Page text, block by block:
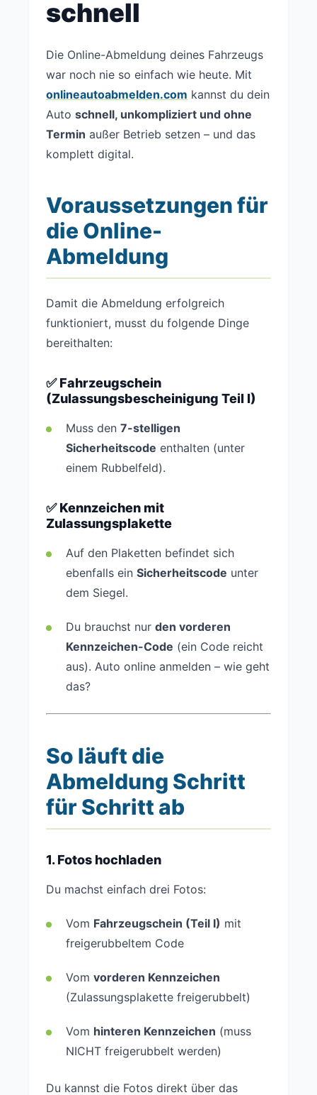
schnell
Die Online-Abmeldung deines Fahrzeugs
war noch nie so einfach wie heute. Mit
onlineautoabmelden.com kannst du dein
Auto schnell, unkompliziert und ohne
Termin außer Betrieb setzen – und das
komplett digital.
Voraussetzungen für
die Online-
Abmeldung
Damit die Abmeldung erfolgreich
funktioniert, musst du folgende Dinge
bereithalten:
✅ Fahrzeugschein
(Zulassungsbescheinigung Teil I)
Muss den 7-stelligen
Sicherheitscode enthalten (unter
einem Rubbelfeld).
✅ Kennzeichen mit
Zulassungsplakette
Auf den Plaketten befindet sich
ebenfalls ein Sicherheitscode unter
dem Siegel.
Du brauchst nur den vorderen
Kennzeichen-Code (ein Code reicht
aus). Auto online anmelden – wie geht
das?
So läuft die
Abmeldung Schritt
für Schritt ab
1. Fotos hochladen
Du machst einfach drei Fotos:
Vom Fahrzeugschein (Teil I) mit
freigerubbeltem Code
Vom vorderen Kennzeichen
(Zulassungsplakette freigerubbelt)
Vom hinteren Kennzeichen (muss
NICHT freigerubbelt werden)
Du kannst die Fotos direkt über das